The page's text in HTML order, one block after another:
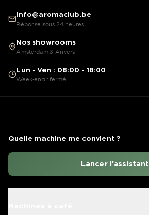
info@aromaclub.be
Réponse sous 24 heures
Nos showrooms
Amsterdam & Anvers
Lun - Ven : 08:00 - 18:00
Week-end : fermé
Quelle machine me convient ?
Lancer l'assistant